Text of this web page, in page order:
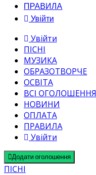
ПРАВИЛА
Увійти
Увійти
ПІСНІ
МУЗИКА
ОБРАЗОТВОРЧЕ
ОСВІТА
ВСІ ОГОЛОШЕННЯ
НОВИНИ
ОПЛАТА
ПРАВИЛА
Увійти
Додати оголошення
ПІСНІ